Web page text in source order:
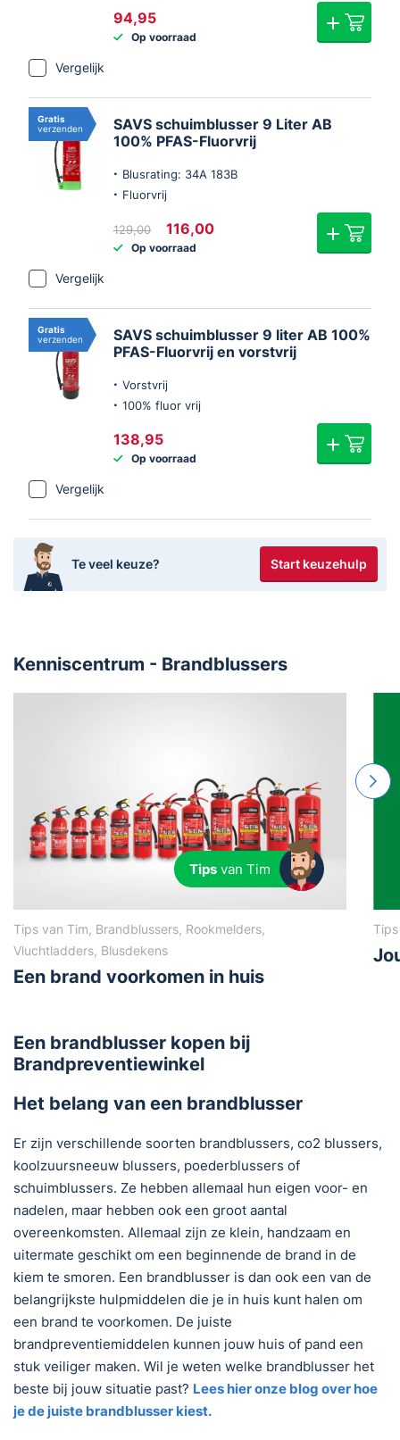
94,95
Op voorraad
Vergelijk
Gratis
verzenden
SAVS schuimblusser 9 Liter AB
100% PFAS-Fluorvrij
Blusrating: 34A 183B
Fluorvrij
129,00
Oorspronkelijke
prijs
was:
116,00
Op voorraad
Vergelijk
Gratis
verzenden
SAVS schuimblusser 9 liter AB 100%
PFAS-Fluorvrij en vorstvrij
Vorstvrij
100% fluor vrij
138,95
Op voorraad
Vergelijk
Te veel keuze? Start keuzehulp
Kenniscentrum - Brandblussers
Tips van Tim
Tips van Tim, Brandblussers, Rookmelders,
Vluchtladders, Blusdekens
Een brand voorkomen in huis
Een brandblusser kopen bij
Brandpreventiewinkel
Het belang van een brandblusser
Er zijn verschillende soorten brandblussers, co2 blussers,
koolzuursneeuw blussers, poederblussers of
schuimblussers. Ze hebben allemaal hun eigen voor- en
nadelen, maar hebben ook een groot aantal
overeenkomsten. Allemaal zijn ze klein, handzaam en
uitermate geschikt om een beginnende de brand in de
kiem te smoren. Een brandblusser is dan ook een van de
belangrijkste hulpmiddelen die je in huis kunt halen om
een brand te voorkomen. De juiste
brandpreventiemiddelen kunnen jouw huis of pand een
stuk veiliger maken. Wil je weten welke brandblusser het
beste bij jouw situatie past? Lees hier onze blog over hoe
je de juiste brandblusser kiest.